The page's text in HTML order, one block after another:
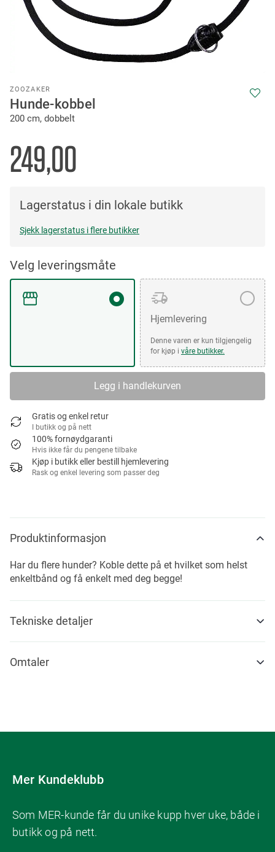
ZOOZAKER
Hunde-kobbel
200 cm, dobbelt
249,00
Lagerstatus i din lokale butikk
Sjekk lagerstatus i flere butikker
Velg leveringsmåte
Hjemlevering
Denne varen er kun tilgjengelig
for kjøp i våre butikker.
Legg i handlekurven
Gratis og enkel retur
I butikk og på nett
100% fornøydgaranti
Hvis ikke får du pengene tilbake
Kjøp i butikk eller bestill hjemlevering
Rask og enkel levering som passer deg
to
the
beginning
the
images
gallery
Produktinformasjon
Har du flere hunder? Koble dette på et hvilket som helst
enkeltbånd og få enkelt med deg begge!
Tekniske detaljer
Omtaler
Mer Kundeklubb
Som MER-kunde får du unike kupp hver uke, både i
butikk og på nett.